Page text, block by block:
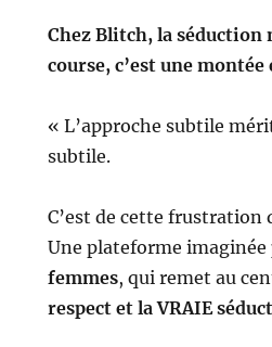
Chez Blitch, la séduction
course, c’est une
« L’approche subtile
subtile.
C’est de cette frustration
Une plateforme imaginée
femmes, qui remet au
respect et la VRAIE